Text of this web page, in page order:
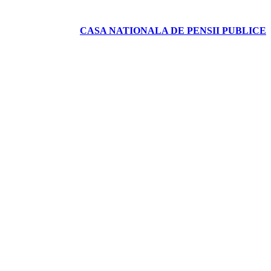
CASA NATIONALA DE PENSII PUBLICE